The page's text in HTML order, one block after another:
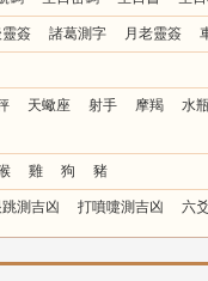
靈簽 諸葛測字 月老靈簽
天蠍座 射手 摩羯 水
雞 狗 豬
跳測吉凶 打噴嚏測吉凶 六